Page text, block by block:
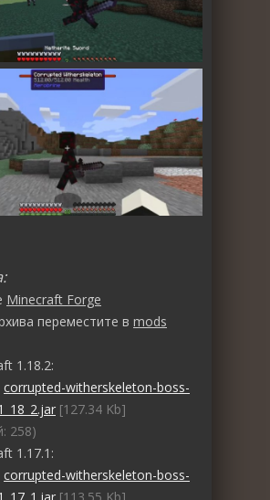
Minecraft Forge
переместите в mods
1.18.2:
corrupted-witherskeleton-boss-
[127.34 Kb]
258)
1.17.1:
corrupted-witherskeleton-boss-
[113.55 Kb]